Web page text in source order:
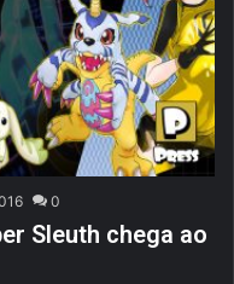
0
Sleuth chega ao